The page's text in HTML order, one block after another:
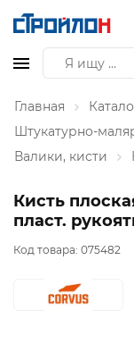
Главная
Штукатурно-
Валики, кисти
Кисть
пласт.
Код товара: 075482